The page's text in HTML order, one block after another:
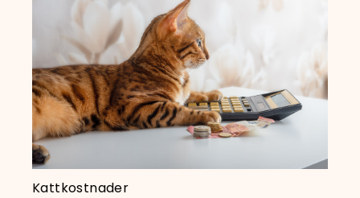
Kattkostnader